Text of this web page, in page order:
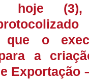
hoje
que o
a
Exportação